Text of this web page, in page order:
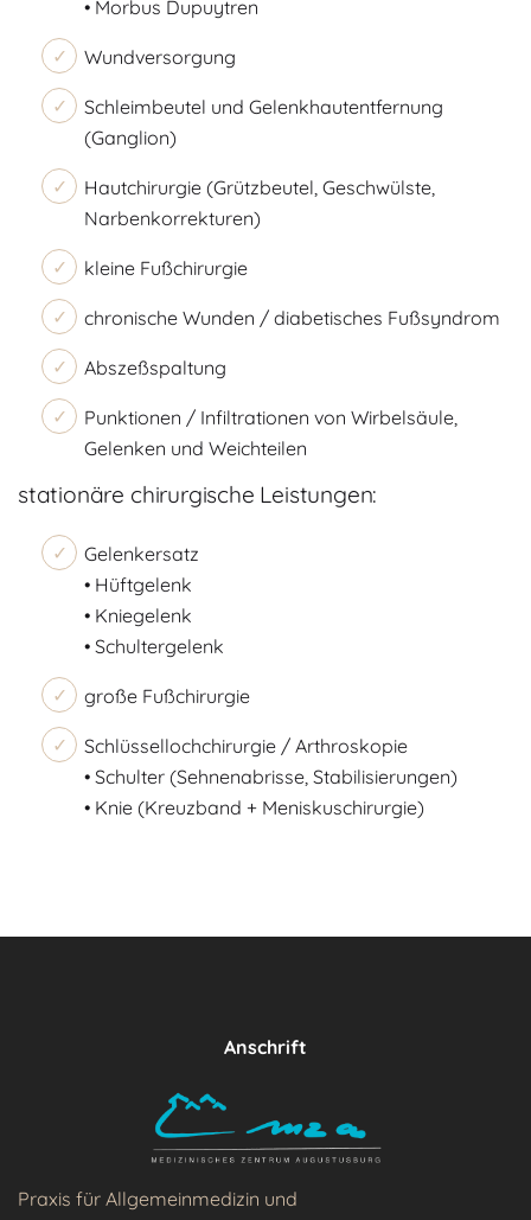
• Morbus Dupuytren
Wundversorgung
Schleimbeutel und Gelenkhautentfernung
(Ganglion)
Hautchirurgie (Grützbeutel, Geschwülste,
Narbenkorrekturen)
kleine Fußchirurgie
chronische Wunden / diabetisches Fußsyndrom
Abszeßspaltung
Punktionen / Infiltrationen von Wirbelsäule,
Gelenken und Weichteilen
stationäre chirurgische Leistungen:
Gelenkersatz
• Hüftgelenk
• Kniegelenk
• Schultergelenk
große Fußchirurgie
Schlüssellochchirurgie / Arthroskopie
• Schulter (Sehnenabrisse, Stabilisierungen)
• Knie (Kreuzband + Meniskuschirurgie)
Anschrift
Praxis für Allgemeinmedizin und